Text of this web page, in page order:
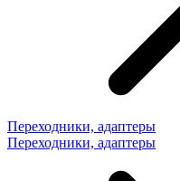
Переходники, адаптеры
Переходники, адаптеры